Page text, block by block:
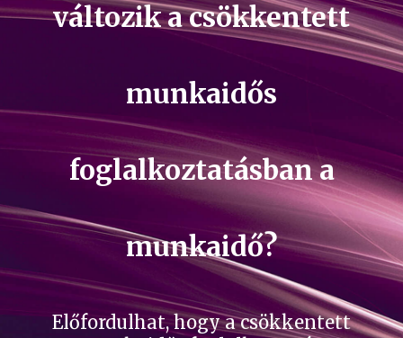
változik a csökkentett
munkaidős
foglalkoztatásban a
munkaidő?
Előfordulhat, hogy a csökkentett